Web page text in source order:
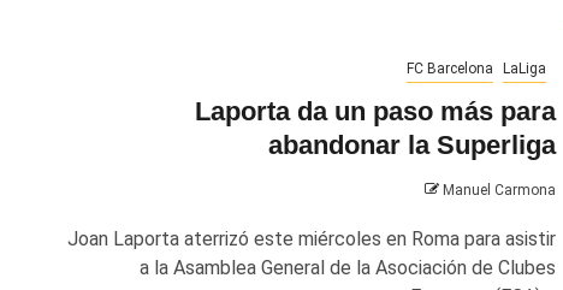
FC Barcelona LaLiga
Laporta da un paso más para
abandonar la Superliga
Manuel Carmona
Joan Laporta aterrizó este miércoles en Roma para asistir
a la Asamblea General de la Asociación de Clubes